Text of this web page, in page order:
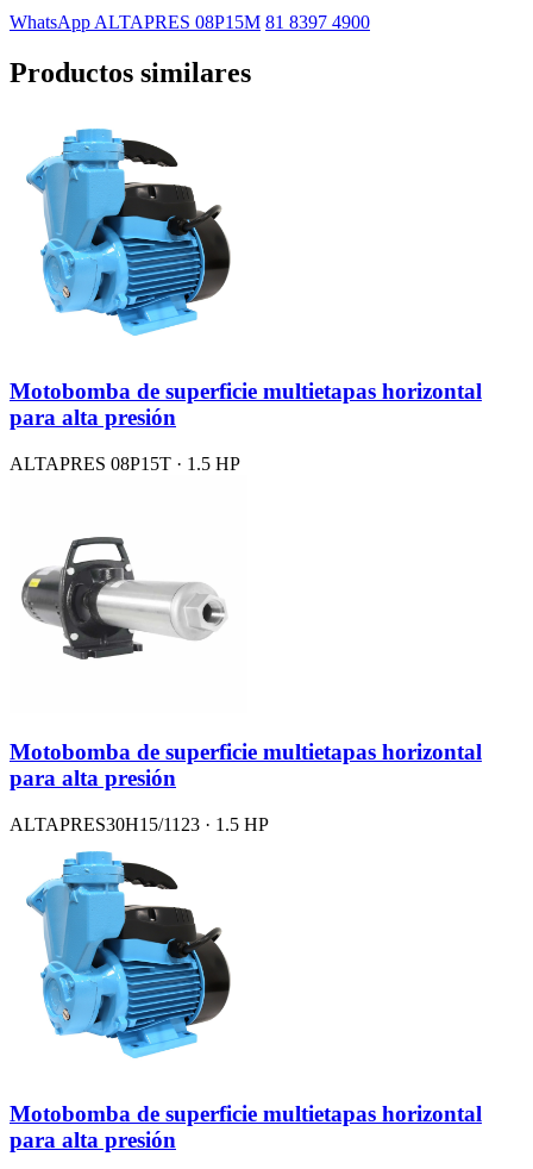
WhatsApp ALTAPRES 08P15M 81 8397 4900
Productos similares
Motobomba de superficie multietapas horizontal
para alta presión
ALTAPRES 08P15T · 1.5 HP
Motobomba de superficie multietapas horizontal
para alta presión
ALTAPRES30H15/1123 · 1.5 HP
Motobomba de superficie multietapas horizontal
para alta presión